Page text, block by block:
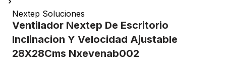
Nextep Soluciones
Ventilador Nextep De Escritorio
Inclinacion Y Velocidad Ajustable
28X28Cms Nxevenab002
2.
libretas
3.
cuaderno